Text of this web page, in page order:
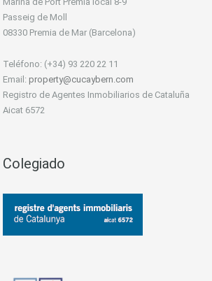
Passeig de Moll
08330 Premia de Mar (Barcelona)
Teléfono: (+34) 93 220 22 11
Email: property@cucaybern.com
Registro de Agentes Inmobiliarios de Cataluña
Aicat 6572
Colegiado